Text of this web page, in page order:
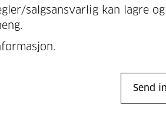
salgsansvarlig kan lagre og